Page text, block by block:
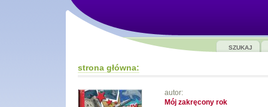
SZUKAJ
strona główna:
autor:
Mój zakręcony rok